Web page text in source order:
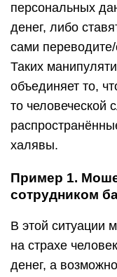
персональных
денег, либо
сами
Таких
объединяет то,
то человеческой
халявы.
Пример 1.
сотрудником
В этой ситуации
на страхе
денег, а